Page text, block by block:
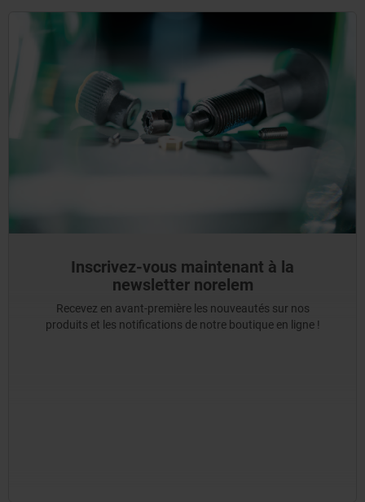
Inscrivez-vous maintenant à la
newsletter norelem
Recevez en avant-première les nouveautés sur nos
produits et les notifications de notre boutique en ligne !